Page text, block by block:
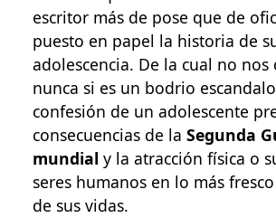
escritor más de pose que de
puesto en papel la historia de
adolescencia. De la cual no nos
nunca si es un bodrio
confesión de un adolescente
consecuencias de la Segunda
mundial y la atracción física o
seres humanos en lo más
de sus vidas.